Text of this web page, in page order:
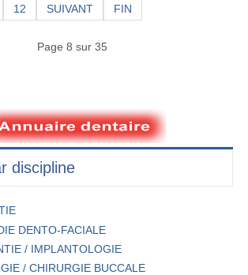
12 SUIVANT FIN
Page 8 sur 35
discipline
DENTO-FACIALE
/ IMPLANTOLOGIE
/ CHIRURGIE BUCCALE